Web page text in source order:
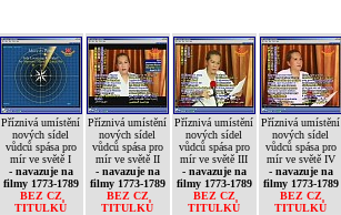
Příznivá umístění
nových sídel
vůdců spása pro
mír ve světě I
- navazuje na
filmy 1773-1789
BEZ CZ
TITULKŮ
Příznivá umístění
nových sídel
vůdců spása pro
mír ve světě II
- navazuje na
filmy 1773-1789
BEZ CZ
TITULKŮ
Příznivá umístění
nových sídel
vůdců spása pro
mír ve světě III
- navazuje na
filmy 1773-1789
BEZ CZ
TITULKŮ
Příznivá umístění
nových sídel
vůdců spása pro
mír ve světě IV
- navazuje na
filmy 1773-1789
BEZ CZ
TITULKŮ